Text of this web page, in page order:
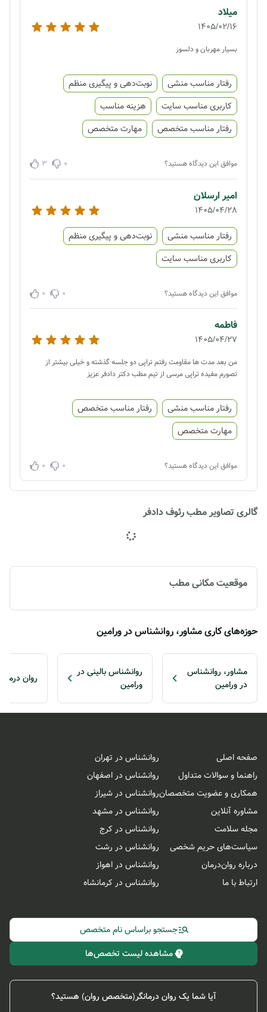
میلاد
1405/02/16
بسیار مهربان و دلسوز
رفتار مناسب منشی
نوبت‌دهی و پیگیری منظم
کاربری مناسب سایت
هزینه مناسب
رفتار مناسب متخصص
مهارت متخصص
موافق این دیدگاه هستید؟ 0
3
امیر ارسلان
1405/04/28
رفتار مناسب منشی
نوبت‌دهی و پیگیری منظم
کاربری مناسب سایت
موافق این دیدگاه هستید؟ 0
0
فاطمه
1405/04/27
من بعد مدت ها مقاومت رفتم تراپی دو جلسه گذشته و خیلی بیشتر از
تصورم مفیده تراپی مرسی از تیم مطب دکتر دادفر عزیز
رفتار مناسب منشی
رفتار مناسب متخصص
مهارت متخصص
موافق این دیدگاه هستید؟ 0
0
گالری تصاویر مطب رئوف دادفر
موقعیت مکانی مطب
حوزه‌های کاری مشاور، روانشناس در ورامین
مشاور، روانشناس
در ورامین
روانشناس بالینی در
ورامین
روان
صفحه اصلی
راهنما و سوالات متداول
همکاری و عضویت متخصصان
مشاوره آنلاین
مجله سلامت
سیاست‌های حریم شخصی
درباره روان‌درمان
ارتباط با ما
روانشناس در تهران
روانشناس در اصفهان
روانشناس در شیراز
روانشناس در مشهد
روانشناس در کرج
روانشناس در رشت
روانشناس در اهواز
روانشناس در کرمانشاه
جستجو براساس نام متخصص
مشاهده لیست تخصص‌ها
آیا شما یک روان درمانگر(متخصص روان) هستید؟